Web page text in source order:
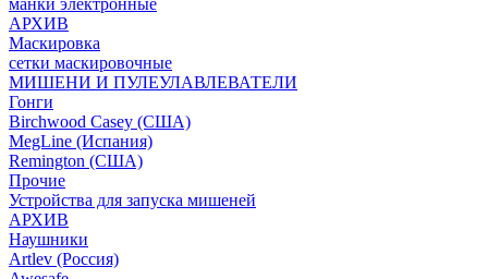
манки электронные
АРХИВ
Маскировка
сетки маскировочные
МИШЕНИ И ПУЛЕУЛАВЛЕВАТЕЛИ
Гонги
Birchwood Casey (США)
MegLine (Испания)
Remington (США)
Прочие
Устройства для запуска мишеней
АРХИВ
Наушники
Artlev (Россия)